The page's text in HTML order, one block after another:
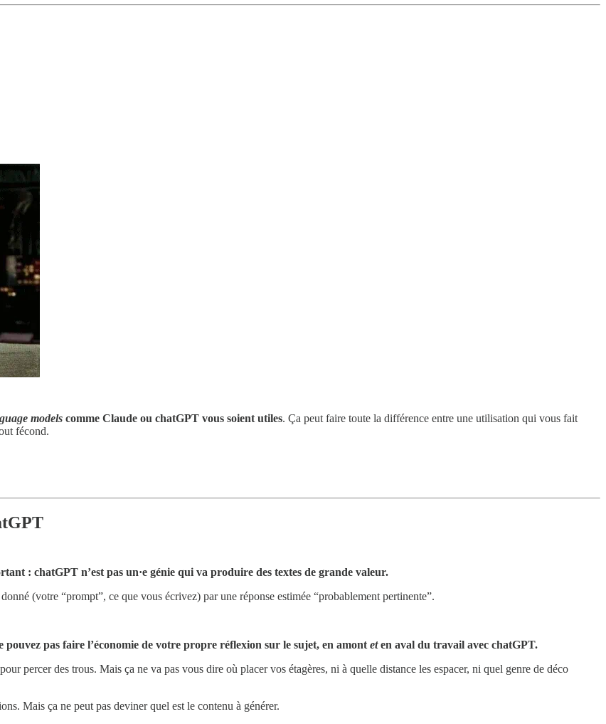
models comme Claude ou chatGPT vous soient utiles. Ça peut faire toute la différence entre une utilisation qui vous fait
fécond.
: chatGPT n’est pas un·e génie qui va produire des textes de grande valeur.
(votre “prompt”, ce que vous écrivez) par une réponse estimée “probablement pertinente”.
pas faire l’économie de votre propre réflexion sur le sujet, en amont eten aval du travail avec chatGPT.
percer des trous. Mais ça ne va pas vous dire où placer vos étagères, ni à quelle distance les espacer, ni quel genre de déco
Mais ça ne peut pas deviner quel est le contenu à générer.